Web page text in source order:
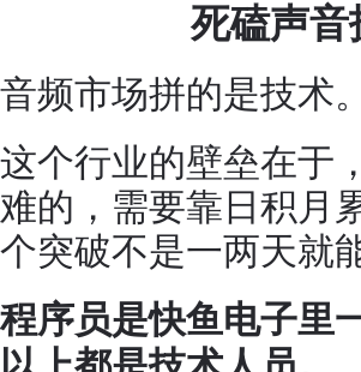
死磕声音
音频市场拼的是技术。
这个行业的壁垒在于
难的，需要靠日积月
个突破不是一两天就
程序员是快鱼电子里